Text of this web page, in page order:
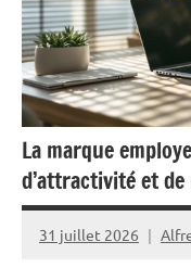
La marque
d’attractivité et
31 juillet 2026